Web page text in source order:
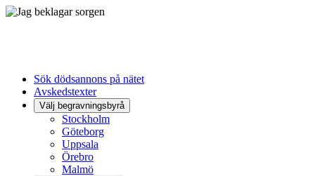
Sök dödsannons på nätet
Avskedstexter
Välj begravningsbyrå
Stockholm
Göteborg
Uppsala
Örebro
Malmö